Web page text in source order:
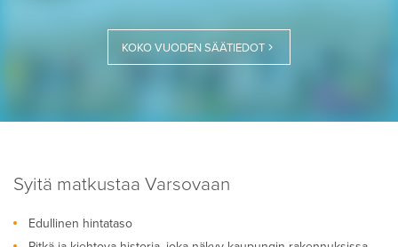
KOKO VUODEN SÄÄTIEDOT
Syitä matkustaa Varsovaan
Edullinen hintataso